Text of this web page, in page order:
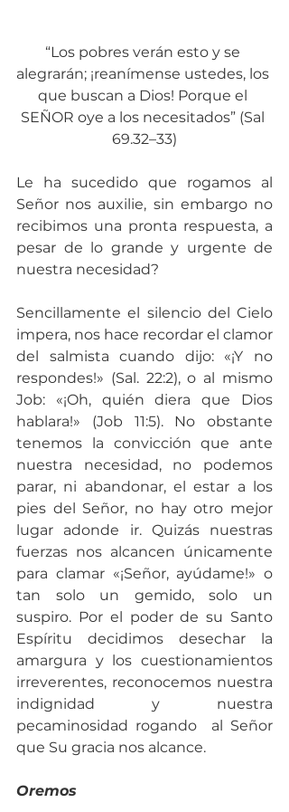
“Los pobres verán esto y se
alegrarán; ¡reanímense ustedes, los
que buscan a Dios! Porque el
SEÑOR oye a los necesitados” (Sal
69.32–33)
Le ha sucedido que rogamos al
Señor nos auxilie, sin embargo no
recibimos una pronta respuesta, a
pesar de lo grande y urgente de
nuestra necesidad?
Sencillamente el silencio del Cielo
impera, nos hace recordar el clamor
del salmista cuando dijo: «¡Y no
respondes!» (Sal. 22:2), o al mismo
Job: «¡Oh, quién diera que Dios
hablara!» (Job 11:5). No obstante
tenemos la convicción que ante
nuestra necesidad, no podemos
parar, ni abandonar, el estar a los
pies del Señor, no hay otro mejor
lugar adonde ir. Quizás nuestras
fuerzas nos alcancen únicamente
para clamar «¡Señor, ayúdame!» o
tan solo un gemido, solo un
suspiro. Por el poder de su Santo
Espíritu decidimos desechar la
amargura y los cuestionamientos
irreverentes, reconocemos nuestra
indignidad y nuestra
pecaminosidad rogando  al Señor
que Su gracia nos alcance.
Oremos